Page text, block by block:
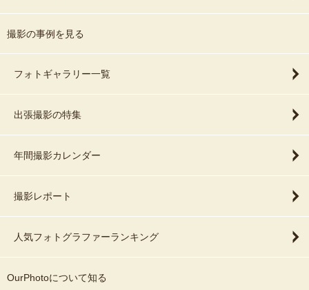
撮影の事例を見る
フォトギャラリー一覧
出張撮影の特集
年間撮影カレンダー
撮影レポート
人気フォトグラファーランキング
OurPhotoについて知る